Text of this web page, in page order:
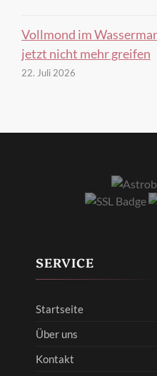
Vollmond im
jetzt nicht mehr greifen
22. Juli 2026
SERVICE
Startseite
Über uns
Kontakt